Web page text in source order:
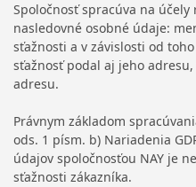
Spoločnosť spracúva na
nasledovné osobné údaje:
sťažnosti a v závislosti od
sťažnosť podal aj jeho
adresu.
Právnym základom
ods. 1 písm. b) Nariadenia
údajov spoločnosťou NAY je
sťažnosti zákazníka.